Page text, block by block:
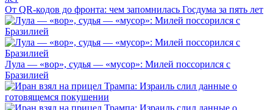
От QR-кодов до фронта: чем запомнилась Госдума за пять лет
Лула — «вор», судья — «мусор»: Милей поссорился с
Бразилией